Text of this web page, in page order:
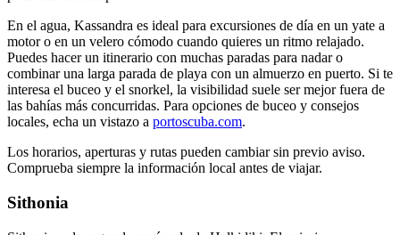
En el agua, Kassandra es ideal para excursiones de día en un yate a
motor o en un velero cómodo cuando quieres un ritmo relajado.
Puedes hacer un itinerario con muchas paradas para nadar o
combinar una larga parada de playa con un almuerzo en puerto. Si te
interesa el buceo y el snorkel, la visibilidad suele ser mejor fuera de
las bahías más concurridas. Para opciones de buceo y consejos
locales, echa un vistazo a portoscuba.com.
Los horarios, aperturas y rutas pueden cambiar sin previo aviso.
Comprueba siempre la información local antes de viajar.
Sithonia